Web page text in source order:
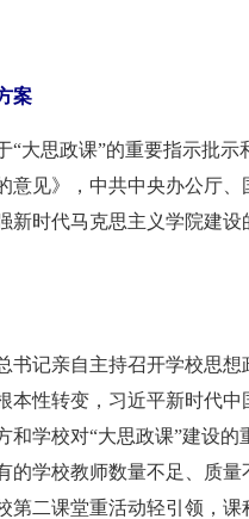
案
“大思政课”的重要指示批
意见》，中共中央办公厅
新时代马克思主义学院建
书记亲自主持召开学校思
本性转变，习近平新时代
和学校对“大思政课”建设
的学校教师数量不足、质
第二课堂重活动轻引领，课